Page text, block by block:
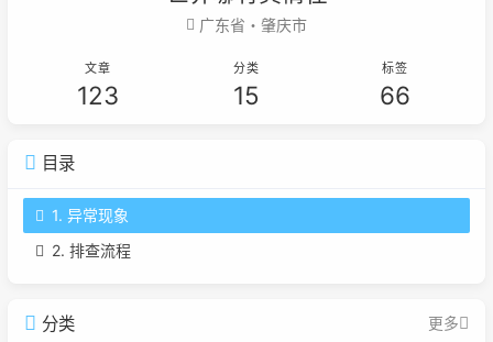
广东省・肇庆市
文章
123
分类
15
标签
66
目录
1. 异常现象
2. 排查流程
分类 更多